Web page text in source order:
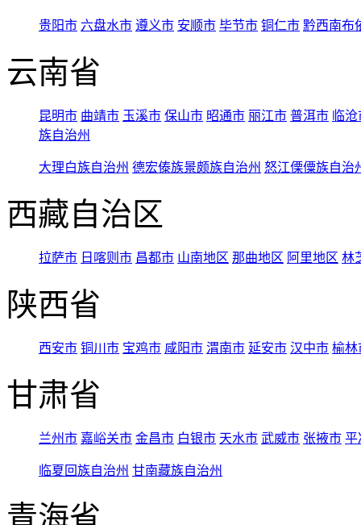
贵阳市 六盘水市 遵义市 安顺市 毕节市 铜仁市 黔西南布
云南省
昆明市 曲靖市 玉溪市 保山市 昭通市 丽江市 普洱市 临
族自治州
大理白族自治州 德宏傣族景颇族自治州 怒江傈僳族自治
西藏自治区
拉萨市 日喀则市 昌都市 山南地区 那曲地区 阿里地区 林
陕西省
西安市 铜川市 宝鸡市 咸阳市 渭南市 延安市 汉中市 榆林
甘肃省
兰州市 嘉峪关市 金昌市 白银市 天水市 武威市 张掖市 平
临夏回族自治州 甘南藏族自治州
青海省